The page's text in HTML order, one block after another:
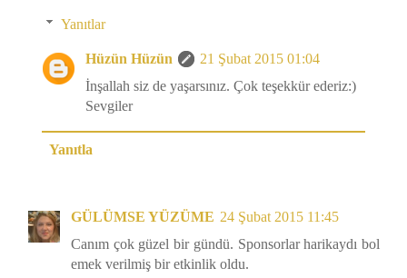
Yanıtlar
Hüzün Hüzün
21 Şubat 2015 01:04
İnşallah siz de yaşarsınız. Çok teşekkür ederiz:)
Sevgiler
Yanıtla
GÜLÜMSE YÜZÜME 24 Şubat 2015 11:45
Canım çok güzel bir gündü. Sponsorlar harikaydı bol
emek verilmiş bir etkinlik oldu.